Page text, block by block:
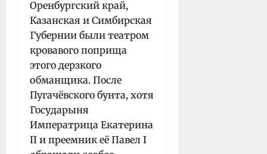
Оренбургский край,
Казанская и Симбирская
Губернии были театром
кровавого поприща
этого дерзкого
обманщика. После
Пугачёвского бунта, хотя
Государыня
Императрица Екатерина
II и преемник её Павел I